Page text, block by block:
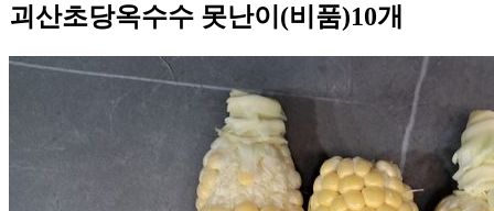
괴산초당옥수수 못난이(비품)10개